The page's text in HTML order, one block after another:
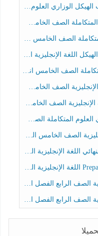
الخامس عام الفصل الثالث
انسبير الفصل الثالث
الخامس انسبير الفصل الثالث
الصف الخامس الفصل الثالث
الخامس عام الفصل الثالث
الصف الرابع الفصل الثالث
الرابع الفصل الثالث
الرابع الفصل الثالث